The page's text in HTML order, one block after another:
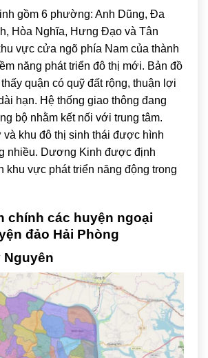
gồm 6 phường: Anh Dũng, Đa
Hòa Nghĩa, Hưng Đạo và Tân
vực cửa ngõ phía Nam của thành
năng phát triển đô thị mới. Bản đồ
quận có quỹ đất rộng, thuận lợi
hạn. Hệ thống giao thông đang
bộ nhằm kết nối với trung tâm.
và khu đô thị sinh thái được hình
nhiều. Dương Kinh được định
khu vực phát triển năng động trong
chính các huyện ngoại
đảo Hải Phòng
Nguyên